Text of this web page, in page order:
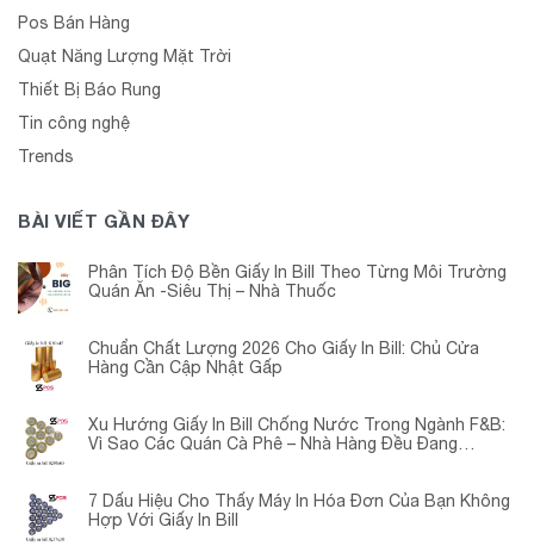
Pos Bán Hàng
Quạt Năng Lượng Mặt Trời
Thiết Bị Báo Rung
Tin công nghệ
Trends
BÀI VIẾT GẦN ĐÂY
Phân Tích Độ Bền Giấy In Bill Theo Từng Môi Trường
Quán Ăn -Siêu Thị – Nhà Thuốc
Chuẩn Chất Lượng 2026 Cho Giấy In Bill: Chủ Cửa
Hàng Cần Cập Nhật Gấp
Xu Hướng Giấy In Bill Chống Nước Trong Ngành F&B:
Vì Sao Các Quán Cà Phê – Nhà Hàng Đều Đang
7 Dấu Hiệu Cho Thấy Máy In Hóa Đơn Của Bạn Không
Hợp Với Giấy In Bill